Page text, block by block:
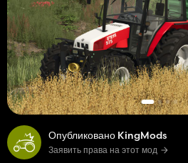
Опубликовано KingMods
Заявить права на этот мод